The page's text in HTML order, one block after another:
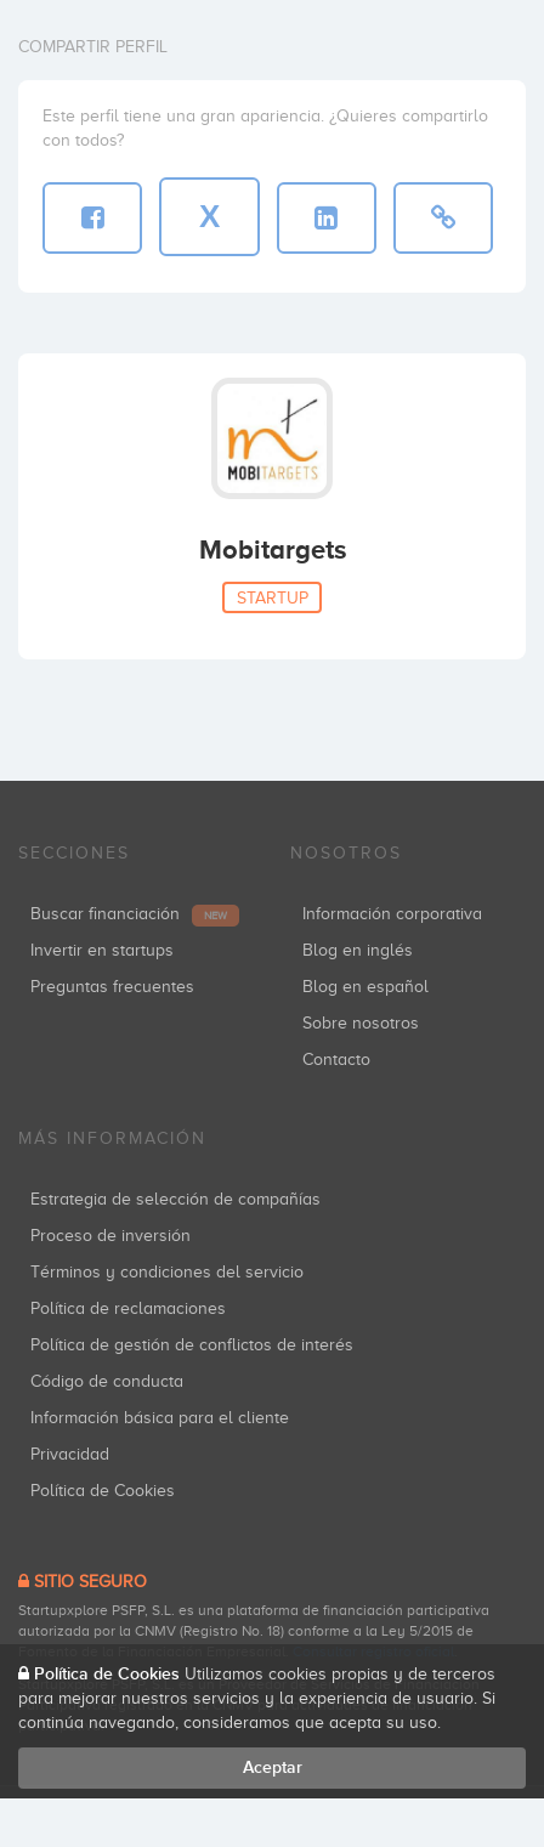
COMPARTIR PERFIL
Este perfil tiene una gran apariencia. ¿Quieres compartirlo
con todos?
X
Mobitargets
STARTUP
SECCIONES
Buscar financiación NEW
Invertir en startups
Preguntas frecuentes
NOSOTROS
Información corporativa
Blog en inglés
Blog en español
Sobre nosotros
Contacto
MÁS INFORMACIÓN
Estrategia de selección de compañías
Proceso de inversión
Términos y condiciones del servicio
Política de reclamaciones
Política de gestión de conflictos de interés
Código de conducta
Información básica para el cliente
Privacidad
Política de Cookies
SITIO SEGURO
Startupxplore PSFP, S.L. es una plataforma de financiación participativa
autorizada por la CNMV (Registro No. 18) conforme a la Ley 5/2015 de
Startupxplore PSFP, S.L. es un Proveedor de Servicios de Financiación
Participativa registrado en la CNMV para actividades de financiación
participativa.
Política de Cookies Utilizamos cookies propias y de terceros
para mejorar nuestros servicios y la experiencia de usuario. Si
continúa navegando, consideramos que acepta su uso.
Aceptar